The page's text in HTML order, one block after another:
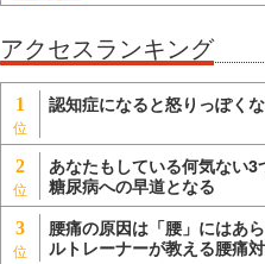
アクセスランキング
1 認知症になると怒りっぽく
2
あなたもしている何気ない
糖尿病への早道となる
3
腰痛の原因は「腰」にはあ
ルトレーナーが教える腰痛